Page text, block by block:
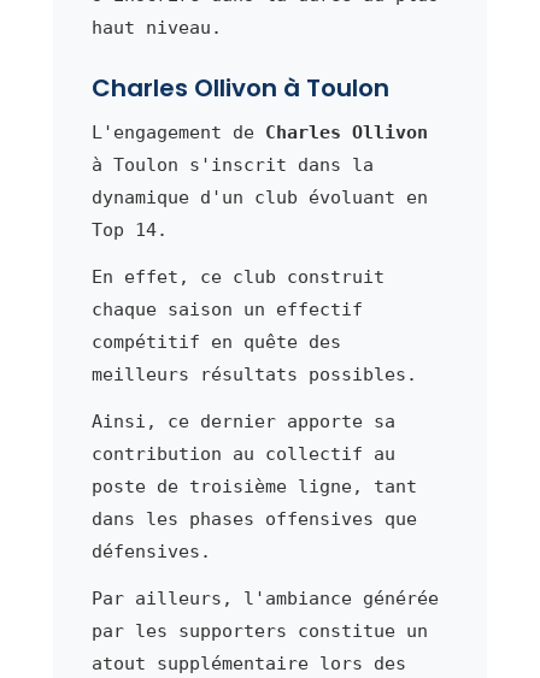
haut niveau.
Charles Ollivon à Toulon
L'engagement de Charles Ollivon
à Toulon s'inscrit dans la
dynamique d'un club évoluant en
Top 14.
En effet, ce club construit
chaque saison un effectif
compétitif en quête des
meilleurs résultats possibles.
Ainsi, ce dernier apporte sa
contribution au collectif au
poste de troisième ligne, tant
dans les phases offensives que
défensives.
Par ailleurs, l'ambiance générée
par les supporters constitue un
atout supplémentaire lors des